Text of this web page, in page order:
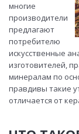
многие
производители
предлагают
потребителю
искусственные
изготовителей,
минералам по
правдивы такие
отличается от